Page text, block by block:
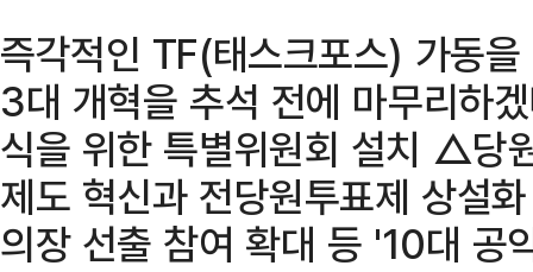
즉각적인 TF(태스크포스) 가동을
3대 개혁을 추석 전에 마무리하
식을 위한 특별위원회 설치 △당
제도 혁신과 전당원투표제 상설
의장 선출 참여 확대 등 '10대 공